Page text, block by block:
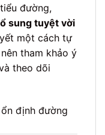
đường,
sung tuyệt vời
một cách tự
tham khảo ý
theo dõi